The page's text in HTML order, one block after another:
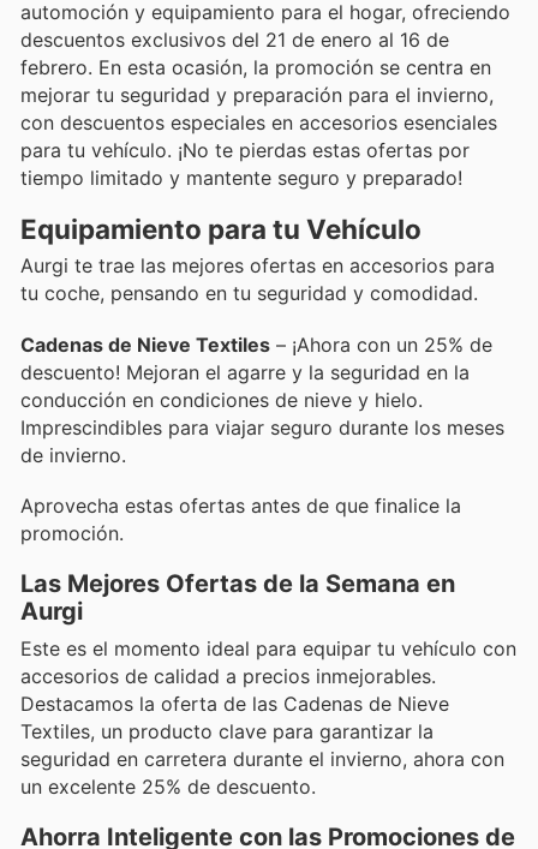
automoción y equipamiento para el hogar, ofreciendo
descuentos exclusivos del 21 de enero al 16 de
febrero. En esta ocasión, la promoción se centra en
mejorar tu seguridad y preparación para el invierno,
con descuentos especiales en accesorios esenciales
para tu vehículo. ¡No te pierdas estas ofertas por
tiempo limitado y mantente seguro y preparado!
Equipamiento para tu Vehículo
Aurgi te trae las mejores ofertas en accesorios para
tu coche, pensando en tu seguridad y comodidad.
Cadenas de Nieve Textiles – ¡Ahora con un 25% de
descuento! Mejoran el agarre y la seguridad en la
conducción en condiciones de nieve y hielo.
Imprescindibles para viajar seguro durante los meses
de invierno.
Aprovecha estas ofertas antes de que finalice la
promoción.
Las Mejores Ofertas de la Semana en
Aurgi
Este es el momento ideal para equipar tu vehículo con
accesorios de calidad a precios inmejorables.
Destacamos la oferta de las Cadenas de Nieve
Textiles, un producto clave para garantizar la
seguridad en carretera durante el invierno, ahora con
un excelente 25% de descuento.
Ahorra Inteligente con las Promociones de